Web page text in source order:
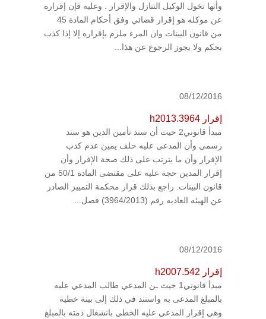
وأنها تخول الوكيل التنازل والإقرار . وعليه فإن إقراره
عن موكله هو إقرار قضائي وفق أحكام المادة 45
من قانون البينات وان المرء ملزم بإقراره إلا إذا كذب
بحكم ولا يجوز الرجوع عن هذا...
08/12/2016
إقرار h2013.3964
مبدأ قانوني2 حيث أن سند تأمين الدين هو سند
رسمي وأن المدعى عليه حلف يمين عدم كذب
الإقرار وأن ما يترتب على ذلك صحة الإقرار وأن
إقرار المدين حجة عليه على مقتضى المادة 50/1 من
قانون البينات. راجع بذلك قرار محكمة التمييز الصادر
عن الهيئه العاديه رقم (3964/2013) فصل...
08/12/2016
إقرار h2007.542
مبدأ قانوني1 حيث ـن المدعي طالب المدعي عليه
بالمبلغ المدعى به واستند في ذلك إلى بينة خطية
وهي إقرار المدعي عليه الخطي بانشغال ذمته بالمبلغ